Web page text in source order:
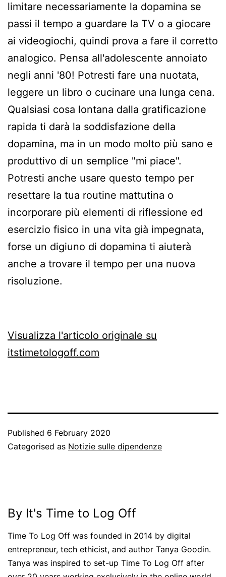
limitare necessariamente la dopamina se
passi il tempo a guardare la TV o a giocare
ai videogiochi, quindi prova a fare il corretto
analogico. Pensa all'adolescente annoiato
negli anni '80! Potresti fare una nuotata,
leggere un libro o cucinare una lunga cena.
Qualsiasi cosa lontana dalla gratificazione
rapida ti darà la soddisfazione della
dopamina, ma in un modo molto più sano e
produttivo di un semplice "mi piace".
Potresti anche usare questo tempo per
resettare la tua routine mattutina o
incorporare più elementi di riflessione ed
esercizio fisico in una vita già impegnata,
forse un digiuno di dopamina ti aiuterà
anche a trovare il tempo per una nuova
risoluzione.
Visualizza l'articolo originale su
itstimetologoff.com
Published 6 February 2020
Categorised as Notizie sulle dipendenze
By It's Time to Log Off
Time To Log Off was founded in 2014 by digital
entrepreneur, tech ethicist, and author Tanya Goodin.
Tanya was inspired to set-up Time To Log Off after